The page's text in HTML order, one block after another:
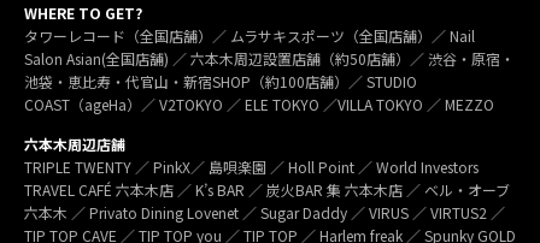
WHERE TO GET?
タワーレコード（全国店舗）／ ムラサキスポーツ（全国店舗）／ Nail
Salon Asian(全国店舗) ／ 六本木周辺設置店舗（約50店舗）／ 渋谷・原宿・
池袋・恵比寿・代官山・新宿SHOP（約100店舗）／ STUDIO
COAST（ageHa）／ V2TOKYO ／ ELE TOKYO ／VILLA TOKYO ／ MEZZO
六本木周辺店舗
TRIPLE TWENTY ／ PinkX／ 島唄楽園 ／ Holl Point ／ World Investors
TRAVEL CAFÉ 六本木店 ／ K’s BAR ／ 炭火BAR 集 六本木店 ／ ベル・オーブ
六本木 ／ Privato Dining Lovenet ／ Sugar Daddy ／ VIRUS ／ VIRTUS2 ／
TIP TOP CAVE ／ TIP TOP you ／ TIP TOP ／ Harlem freak ／ Spunky GOLD